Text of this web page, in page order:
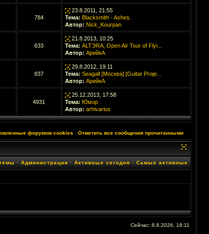
784
23.8.2011, 21:55
Тема: Blacksmith - Ashes.
Автор: Nick_Kourpan
633
21.8.2013, 10:25
Тема: ALTЭRA, Open Air Tour of Flyi...
Автор: АрийкА
837
29.8.2012, 19:11
Тема: Seagall [Москва] [Guitar Proje...
Автор: АрийкА
4931
25.12.2013, 17:58
Тема: Юмор
Автор: arhivarius
форумом cookies ·Отметить все сообщения прочитанными
· Администрация · Активные сегодня · Самые активные
Сейчас: 8.8.2026, 18:11